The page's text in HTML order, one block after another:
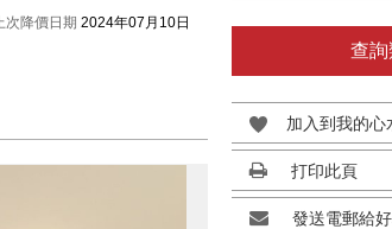
次降價日期 2024年07月10日
查詢
加入到我的心
打印此頁
發送電郵給